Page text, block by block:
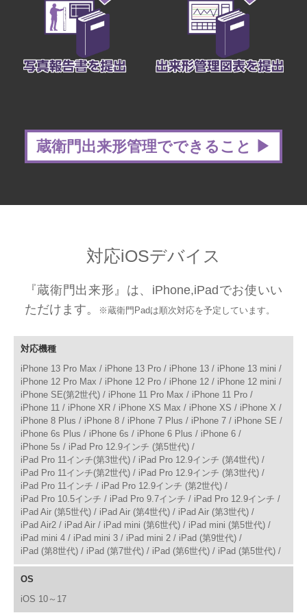
蔵衛門出来形管理でできること ▶
対応iOSデバイス
『蔵衛門出来形』は、iPhone,iPadでお使いい
ただけます。
※蔵衛門Padは順次対応を予定しています。
対応機種
iPhone 13 Pro Max / iPhone 13 Pro / iPhone 13 / iPhone 13 mini /
iPhone 12 Pro Max / iPhone 12 Pro / iPhone 12 / iPhone 12 mini /
iPhone SE(第2世代) / iPhone 11 Pro Max / iPhone 11 Pro /
iPhone 11 / iPhone XR / iPhone XS Max / iPhone XS / iPhone X /
iPhone 8 Plus / iPhone 8 / iPhone 7 Plus / iPhone 7 / iPhone SE /
iPhone 6s Plus / iPhone 6s / iPhone 6 Plus / iPhone 6 /
iPhone 5s / iPad Pro 12.9インチ (第5世代) /
iPad Pro 11インチ(第3世代) / iPad Pro 12.9インチ (第4世代) /
iPad Pro 11インチ(第2世代) / iPad Pro 12.9インチ (第3世代) /
iPad Pro 11インチ / iPad Pro 12.9インチ (第2世代) /
iPad Pro 10.5インチ / iPad Pro 9.7インチ / iPad Pro 12.9インチ /
iPad Air (第5世代) / iPad Air (第4世代) / iPad Air (第3世代) /
iPad Air2 / iPad Air / iPad mini (第6世代) / iPad mini (第5世代) /
iPad mini 4 / iPad mini 3 / iPad mini 2 / iPad (第9世代) /
iPad (第8世代) / iPad (第7世代) / iPad (第6世代) / iPad (第5世代) /
OS
iOS 10～17